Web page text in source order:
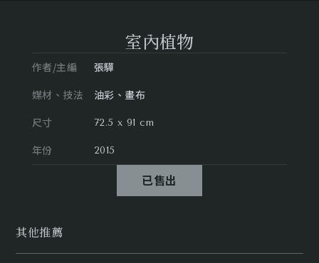
室內植物
作者/主編
張驊
媒材、技法
油彩、畫布
尺寸
72.5 x 91 cm
年份 2015
已售出
其他推薦